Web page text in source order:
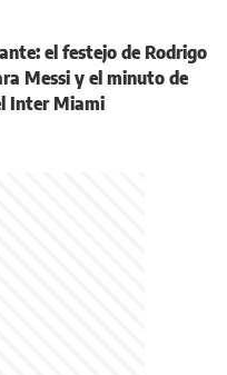
el festejo de Rodrigo
Messi y el minuto de
Inter Miami